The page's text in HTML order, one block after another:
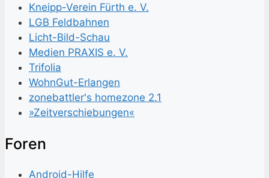
Kneipp-Verein Fürth e. V.
LGB Feldbahnen
Licht-Bild-Schau
Medien PRAXIS e. V.
Trifolia
WohnGut-Erlangen
zonebattler's homezone 2.1
»Zeitverschiebungen«
Fo­ren
Android-Hilfe